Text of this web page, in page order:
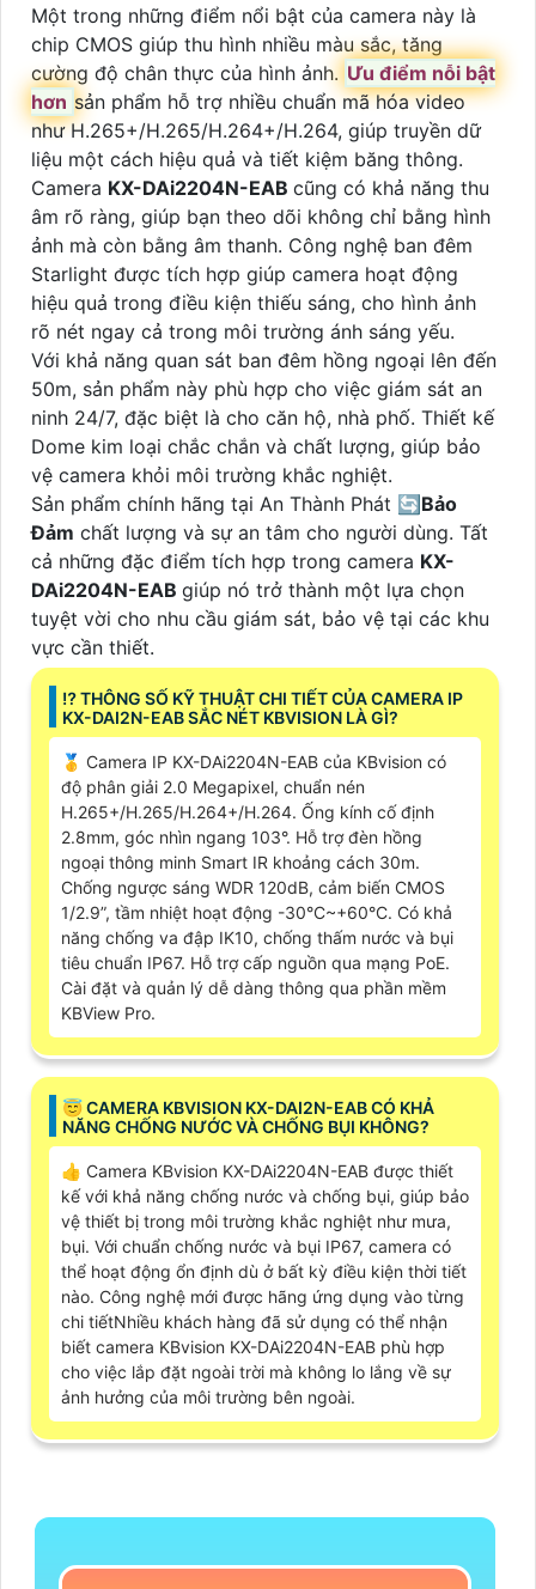
Một trong những điểm nổi bật của camera này là
chip CMOS giúp thu hình nhiều màu sắc, tăng
cường độ chân thực của hình ảnh. Ưu điểm nỗi bật
hơn sản phẩm hỗ trợ nhiều chuẩn mã hóa video
như H.265+/H.265/H.264+/H.264, giúp truyền dữ
liệu một cách hiệu quả và tiết kiệm băng thông.
Camera KX-DAi2204N-EAB cũng có khả năng thu
âm rõ ràng, giúp bạn theo dõi không chỉ bằng hình
ảnh mà còn bằng âm thanh. Công nghệ ban đêm
Starlight được tích hợp giúp camera hoạt động
hiệu quả trong điều kiện thiếu sáng, cho hình ảnh
rõ nét ngay cả trong môi trường ánh sáng yếu.
Với khả năng quan sát ban đêm hồng ngoại lên đến
50m, sản phẩm này phù hợp cho việc giám sát an
ninh 24/7, đặc biệt là cho căn hộ, nhà phố. Thiết kế
Dome kim loại chắc chắn và chất lượng, giúp bảo
vệ camera khỏi môi trường khắc nghiệt.
Sản phẩm chính hãng tại An Thành Phát 🔄Bảo
Đảm chất lượng và sự an tâm cho người dùng. Tất
cả những đặc điểm tích hợp trong camera KX-
DAi2204N-EAB giúp nó trở thành một lựa chọn
tuyệt vời cho nhu cầu giám sát, bảo vệ tại các khu
vực cần thiết.
⁉️ THÔNG SỐ KỸ THUẬT CHI TIẾT CỦA CAMERA IP
KX-DAI2N-EAB SẮC NÉT KBVISION LÀ GÌ?
🥇 Camera IP KX-DAi2204N-EAB của KBvision có
độ phân giải 2.0 Megapixel, chuẩn nén
H.265+/H.265/H.264+/H.264. Ống kính cố định
2.8mm, góc nhìn ngang 103°. Hỗ trợ đèn hồng
ngoại thông minh Smart IR khoảng cách 30m.
Chống ngược sáng WDR 120dB, cảm biến CMOS
1/2.9”, tầm nhiệt hoạt động -30°C~+60°C. Có khả
năng chống va đập IK10, chống thấm nước và bụi
tiêu chuẩn IP67. Hỗ trợ cấp nguồn qua mạng PoE.
Cài đặt và quản lý dễ dàng thông qua phần mềm
KBView Pro.
😇 CAMERA KBVISION KX-DAI2N-EAB CÓ KHẢ
NĂNG CHỐNG NƯỚC VÀ CHỐNG BỤI KHÔNG?
👍 Camera KBvision KX-DAi2204N-EAB được thiết
kế với khả năng chống nước và chống bụi, giúp bảo
vệ thiết bị trong môi trường khắc nghiệt như mưa,
bụi. Với chuẩn chống nước và bụi IP67, camera có
thể hoạt động ổn định dù ở bất kỳ điều kiện thời tiết
nào. Công nghệ mới được hãng ứng dụng vào từng
chi tiếtNhiều khách hàng đã sử dụng có thể nhận
biết camera KBvision KX-DAi2204N-EAB phù hợp
cho việc lắp đặt ngoài trời mà không lo lắng về sự
ảnh hưởng của môi trường bên ngoài.